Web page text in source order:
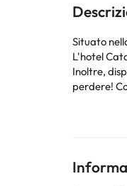
Situato
L'hotel
Inoltre,
perdere!
Le
Approfitta